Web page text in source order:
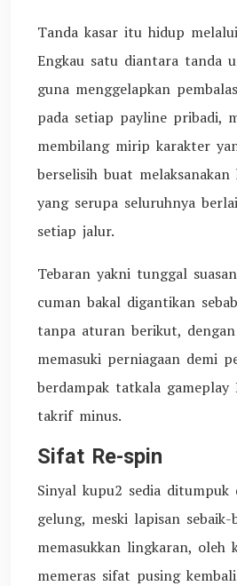
Tanda kasar itu hidup
Engkau satu diantara tanda
guna menggelapkan
pada setiap payline pribadi,
membilang mirip karakter
berselisih buat melaksanakan
yang serupa seluruhnya
setiap jalur.
Tebaran yakni tunggal
cuman bakal digantikan
tanpa aturan berikut,
memasuki perniagaan demi
berdampak tatkala gameplay
takrif minus.
Sifat Re-spin
Sinyal kupu2 sedia ditumpuk
gelung, meski lapisan sebaik-
memasukkan lingkaran, oleh
memeras sifat pusing